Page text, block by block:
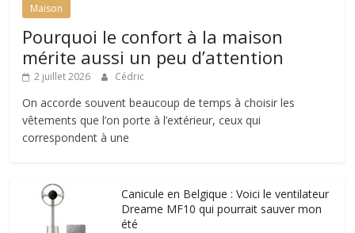
Maison
Pourquoi le confort à la maison
mérite aussi un peu d’attention
2 juillet 2026 Cédric
On accorde souvent beaucoup de temps à choisir les
vêtements que l’on porte à l’extérieur, ceux qui
correspondent à une
Canicule en Belgique : Voici le ventilateur
Dreame MF10 qui pourrait sauver mon
été